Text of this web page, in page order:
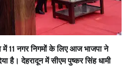
में 11 नगर निगमों के लिए आज भाजपा ने
है। देहरादून में सीएम पुष्कर सिंह धामी